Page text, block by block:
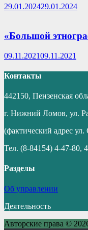
29.01.202429.01.2024
«Большой
09.11.202109.11.2021
Контакты
442150, Пензенская
г. Нижний Ломов, ул.
(фактический адрес
Тел. (8-84154) 4-47-80,
Разделы
Об управлении
Деятельность
Авторские права ©